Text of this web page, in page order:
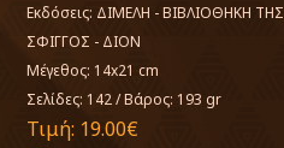
Εκδόσεις: ΔΙΜΕΛΗ - ΒΙΒΛΙΟΘΗΚΗ ΤΗΣ
ΣΦΙΓΓΟΣ - ΔΙΟΝ
Μέγεθος: 14x21 cm
Σελίδες: 142/Βάρος: 193 gr
Τιμή: 19.00€